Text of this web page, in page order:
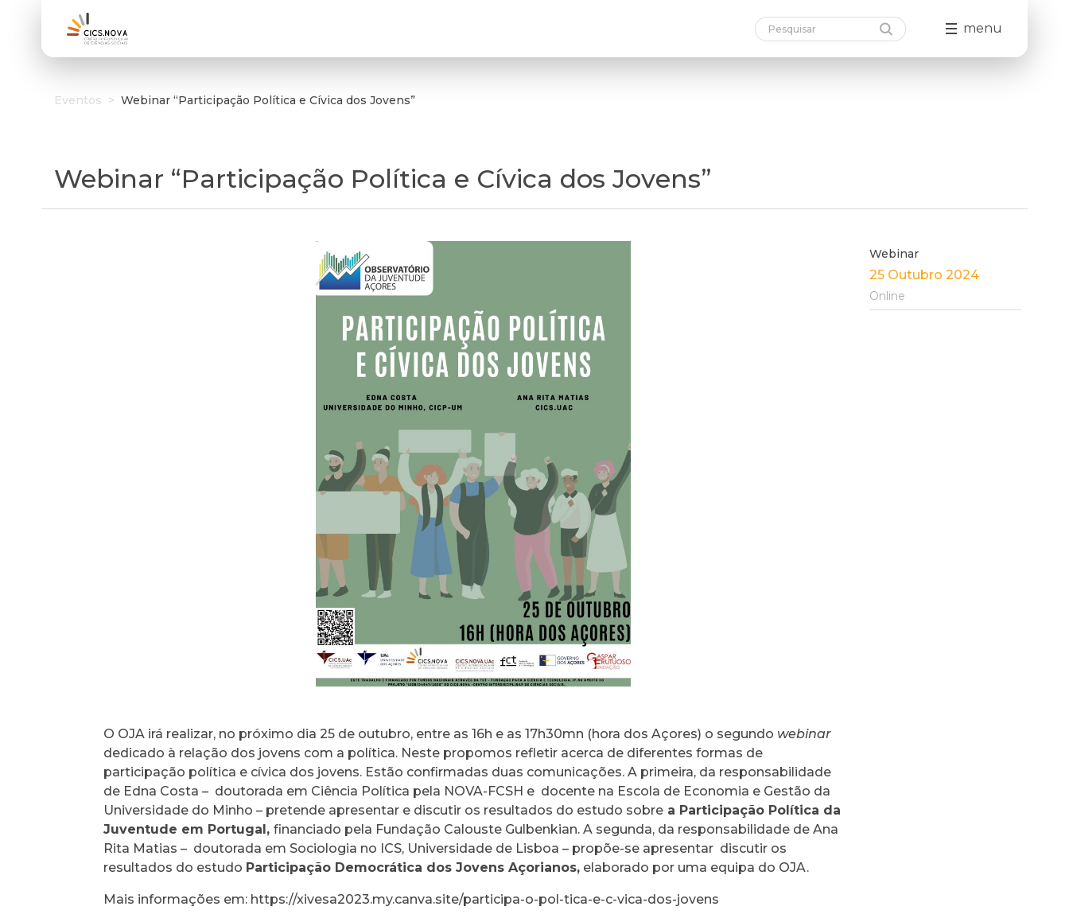
menu
Eventos > Webinar “Participação Política e Cívica dos Jovens”
Webinar “Participação Política e Cívica dos Jovens”
O OJA irá realizar, no próximo dia 25 de outubro, entre as 16h e as 17h30mn (hora dos Açores) o segundo webinar
dedicado à relação dos jovens com a política. Neste propomos refletir acerca de ​diferentes formas de
participação política e cívica dos ​jovens. Estão confirmadas duas comunicações. A primeira, da responsabilidade
de Edna Costa – doutorada em Ciência Política pela NOVA-FCSH e docente na Escola de Economia e Gestão da
Universidade do Minho – pretende apresentar e discutir os resultados do estudo sobre a Participação Política da
Juventude em Portugal,financiado pela Fundação Calouste Gulbenkian. A segunda, da responsabilidade de Ana
Rita Matias – doutorada em Sociologia no ICS, Universidade de Lisboa – propõe-se apresentar discutir os
resultados do estudo Participação Democrática dos Jovens Açorianos, elaborado por uma equipa do OJA.
Mais informações em: https://xivesa2023.my.canva.site/participa-o-pol-tica-e-c-vica-dos-jovens
Webinar
25 Outubro 2024
Online